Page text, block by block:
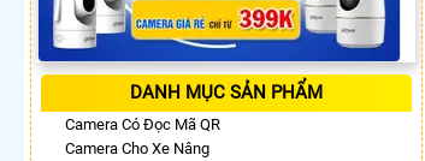
DANH MỤC SẢN PHẨM
Camera Có Đọc Mã QR
Camera Cho Xe Nâng